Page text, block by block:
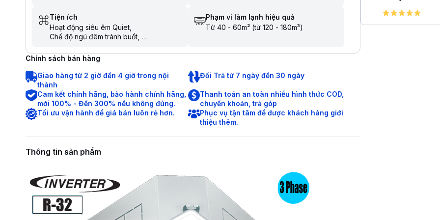
Tiện ích
Hoạt động siêu êm Quiet
Chế độ ngủ đêm tránh buốt
Hẹn giờ bật tắt máy
Phạm vi làm lạnh hiệu quả
Từ 40 - 60m² (từ 120 - 180m³)
Chính sách bán hàng
Giao hàng từ 2 giờ đến 4 giờ trong nội
thành
Đổi Trả từ 7 ngày đến 30 ngày
Cam kết chính hãng, bảo hành chính hãng,
mới 100% - Đền 300% nếu không đúng.
Thanh toán an toàn nhiều hình thức COD,
chuyển khoản, trả góp
Tối ưu vận hành để giá bán luôn rẻ hơn.
Phục vụ tận tâm để được khách hàng giới
thiệu thêm.
Thông tin sản phẩm